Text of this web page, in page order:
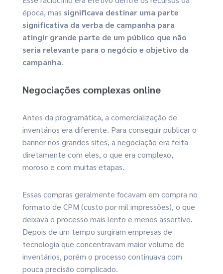
época, mas significava destinar uma parte
significativa da verba de campanha para
atingir grande parte de um público que não
seria relevante para o negócio e objetivo da
campanha.
Negociações complexas online
Antes da programática, a comercialização de
inventários era diferente. Para conseguir publicar o
banner nos grandes sites, a negociação era feita
diretamente com eles, o que era complexo,
moroso e com muitas etapas.
Essas compras geralmente focavam em compra no
formato de CPM (custo por mil impressões), o que
deixava o processo mais lento e menos assertivo.
Depois de um tempo surgiram empresas de
tecnologia que concentravam maior volume de
inventários, porém o processo continuava com
pouca precisão complicado.